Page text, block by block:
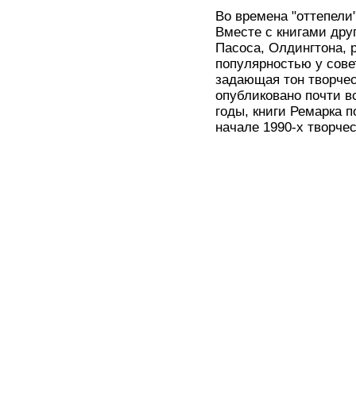
Во времена
Вместе с книгами
Пасоса, Олдингтона,
популярностью у
задающая тон
опубликовано почти
годы, книги Ремарка
начале 1990-х